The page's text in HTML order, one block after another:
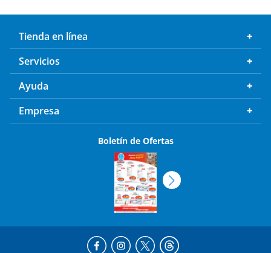
Tienda en línea
Servicios
Ayuda
Empresa
Boletín de Ofertas